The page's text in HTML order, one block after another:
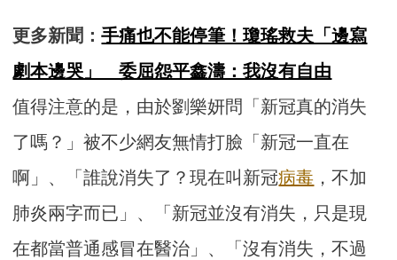
更多新聞：手痛也不能停筆！瓊瑤救夫「邊寫
劇本邊哭」 委屈怨平鑫濤：我沒有自由
值得注意的是，由於劉樂妍問「新冠真的消失
了嗎？」被不少網友無情打臉「新冠一直在
啊」、「誰說消失了？現在叫新冠病毒 ，不加
肺炎兩字而已」、「新冠並沒有消失，只是現
在都當普通感冒在醫治」、「沒有消失，不過